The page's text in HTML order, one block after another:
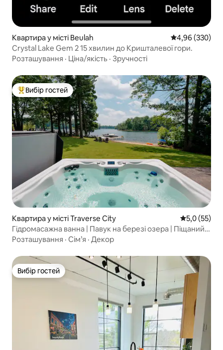
Квартира у місті Beulah Середня
4,96 (330)
Crystal Lake Gem 2 15 хвилин до Кришталевої гори.
Розташування · Ціна/якість · Зручності
Топ вибір гостей
Вибір гостей
Квартира у місті Traverse City Середня
5,0 (55)
Гідромасажна ванна | Павук на березі озера | Піщаний
пляж | Краєвиди!
Розташування · Сім’я · Декор
Вибір гостей
Вибір гостей